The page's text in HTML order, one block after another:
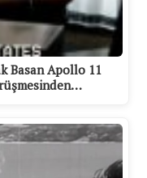
Basan Apollo 11